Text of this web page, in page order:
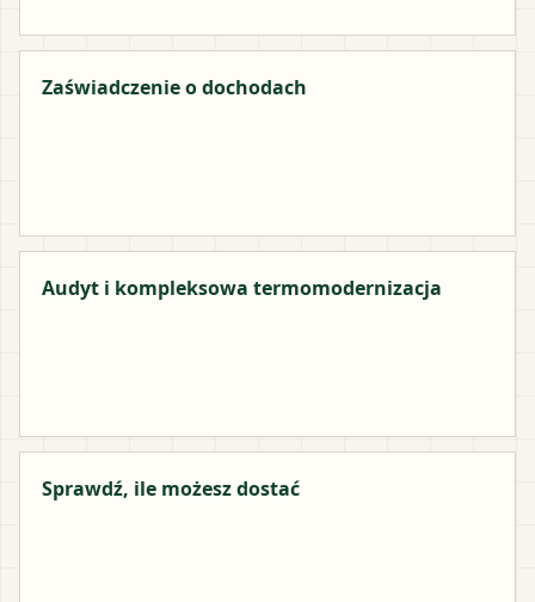
Zaświadczenie o dochodach
Audyt i kompleksowa termomodernizacja
Sprawdź, ile możesz dostać